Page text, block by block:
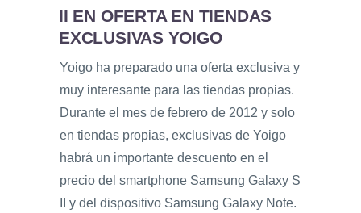
II EN OFERTA EN TIENDAS
EXCLUSIVAS YOIGO
Yoigo ha preparado una oferta exclusiva y
muy interesante para las tiendas propias.
Durante el mes de febrero de 2012 y solo
en tiendas propias, exclusivas de Yoigo
habrá un importante descuento en el
precio del smartphone Samsung Galaxy S
II y del dispositivo Samsung Galaxy Note.